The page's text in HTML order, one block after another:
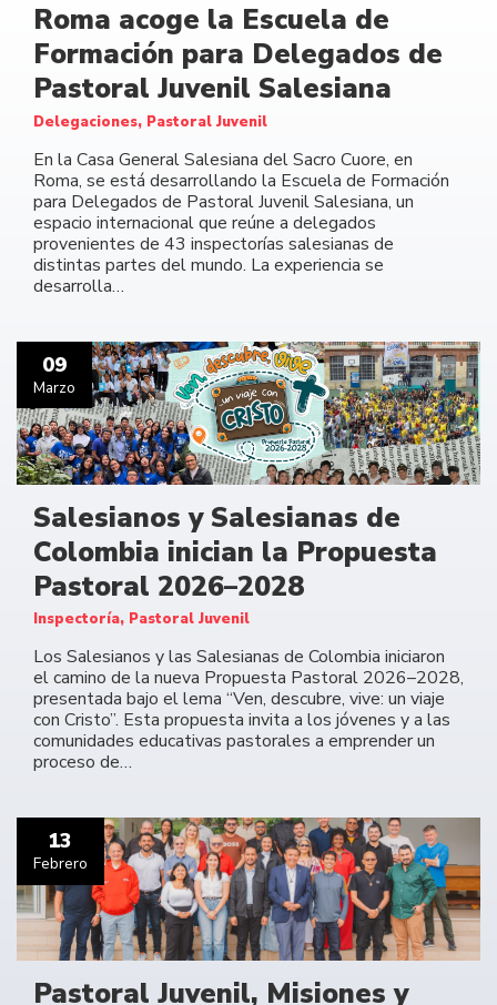
Roma acoge la Escuela de
Formación para Delegados de
Pastoral Juvenil Salesiana
Delegaciones, Pastoral Juvenil
En la Casa General Salesiana del Sacro Cuore, en
Roma, se está desarrollando la Escuela de Formación
para Delegados de Pastoral Juvenil Salesiana, un
espacio internacional que reúne a delegados
provenientes de 43 inspectorías salesianas de
distintas partes del mundo. La experiencia se
desarrolla…
09
Marzo
Salesianos y Salesianas de
Colombia inician la Propuesta
Pastoral 2026–2028
Inspectoría, Pastoral Juvenil
Los Salesianos y las Salesianas de Colombia iniciaron
el camino de la nueva Propuesta Pastoral 2026–2028,
presentada bajo el lema “Ven, descubre, vive: un viaje
con Cristo”. Esta propuesta invita a los jóvenes y a las
comunidades educativas pastorales a emprender un
proceso de…
13
Febrero
Pastoral Juvenil, Misiones y